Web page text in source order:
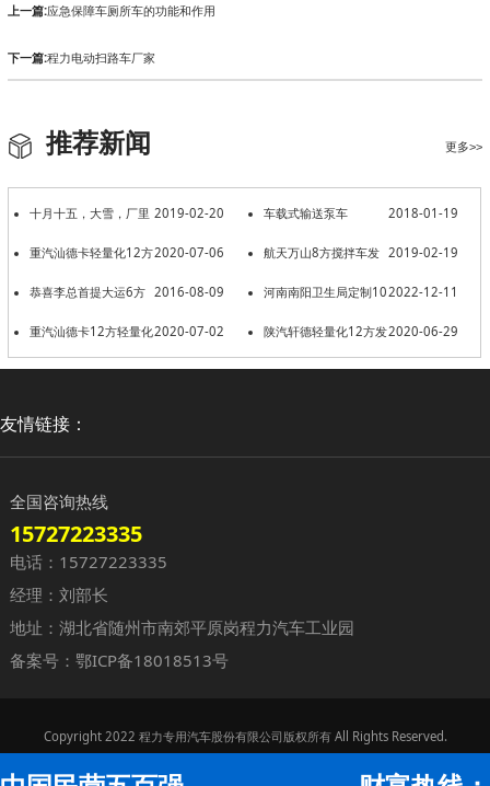
上一篇:应急保障车厕所车的功能和作用
下一篇:程力电动扫路车厂家
更多>>
推荐新闻
2019-02-20
十月十五，大雪，厂里
的搅拌车银装素抹
2018-01-19
车载式输送泵车
2020-07-06
重汽汕德卡轻量化12方
发车！
2019-02-19
航天万山8方搅拌车发
往新疆和田
2016-08-09
恭喜李总首提大运6方
搅拌车一台
2022-12-11
河南南阳卫生局定制10
台负压救护车交车仪式
2020-07-02
重汽汕德卡12方轻量化
发车贵州遵义
2020-06-29
陕汽轩德轻量化12方发
车四川雅安
友情链接：
全国咨询热线
15727223335
电话：15727223335
经理：刘部长
地址：湖北省随州市南郊平原岗程力汽车工业园
备案号： 鄂ICP备18018513号
Copyright 2022 程力专用汽车股份有限公司版权所有 All Rights Reserved.